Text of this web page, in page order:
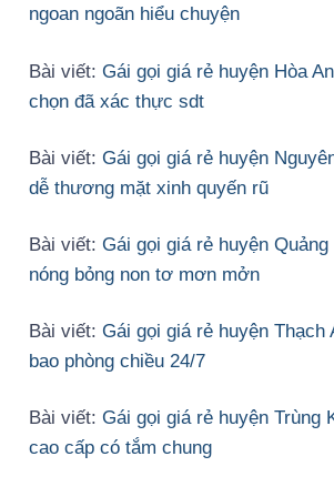
ngoan ngoãn hiểu chuyện
Bài viết: Gái gọi giá rẻ huyện Hòa
chọn đã xác thực sdt
Bài viết: Gái gọi giá rẻ huyện
dễ thương mặt xinh quyến rũ
Bài viết: Gái gọi giá rẻ huyện Quảng
nóng bỏng non tơ mơn mởn
Bài viết: Gái gọi giá rẻ huyện Thạch
bao phòng chiều 24/7
Bài viết: Gái gọi giá rẻ huyện Trùng
cao cấp có tắm chung